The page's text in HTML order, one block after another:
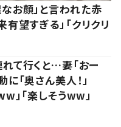
お顔」と言われた赤
望すぎる」「クリクリ
て行くと…妻「おー
「奥さん美人！」
」「楽しそうww」